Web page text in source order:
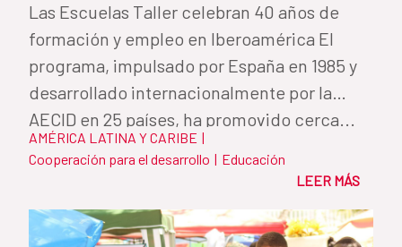
Las Escuelas Taller celebran 40 años de
formación y empleo en Iberoamérica El
programa, impulsado por España en 1985 y
desarrollado internacionalmente por la
AECID en 25 países, ha promovido cerca...
AMÉRICA LATINA Y CARIBE |
Cooperación para el desarrollo | Educación
LEER MÁS